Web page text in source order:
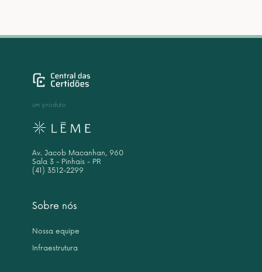
Sobre nós
Nossa equipe
Infraestrutura
um produto
Av. Jacob Macanhan, 960
Sala 3 - Pinhais - PR
(41) 3512-2299